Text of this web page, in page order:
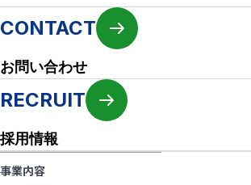
CONTACT
お問い合わせ
RECRUIT
採用情報
事業内容